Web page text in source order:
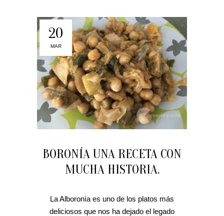
20
MAR
BORONÍA UNA RECETA CON
MUCHA HISTORIA.
La Alboronía es uno de los platos más
deliciosos que nos ha dejado el legado